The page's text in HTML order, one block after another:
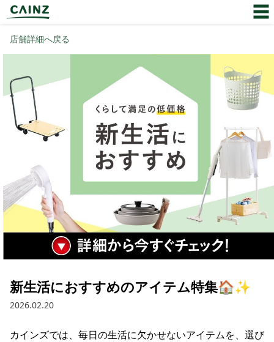
店舗詳細へ戻る
新生活におすすめのアイテム特集🏠✨
2026.02.20
カインズでは、毎日の生活に欠かせない​アイテムを、​選び